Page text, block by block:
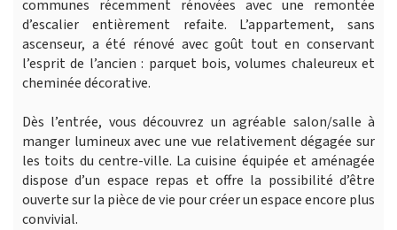
communes récemment rénovées avec une remontée
d’escalier entièrement refaite. L’appartement, sans
ascenseur, a été rénové avec goût tout en conservant
l’esprit de l’ancien : parquet bois, volumes chaleureux et
cheminée décorative.
Dès l’entrée, vous découvrez un agréable salon/salle à
manger lumineux avec une vue relativement dégagée sur
les toits du centre-ville. La cuisine équipée et aménagée
dispose d’un espace repas et offre la possibilité d’être
ouverte sur la pièce de vie pour créer un espace encore plus
convivial.